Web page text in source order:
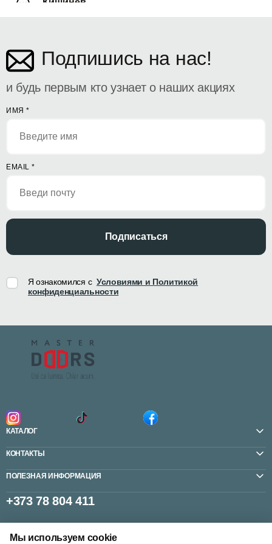
Кишинёв
Подпишись на нас!
и будь первым кто узнает о наших акциях
ИМЯ *
EMAIL *
Подписаться
Я ознакомился с Условиями и Политикой
конфиденциальности
КАТАЛОГ
КОНТАКТЫ
ПОЛЕЗНАЯ ИНФОРМАЦИЯ
+373 78 804 411
Мы используем cookie